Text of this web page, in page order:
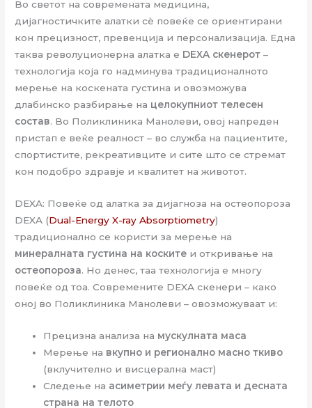
Во светот на современата медицина,
дијагностичките алатки сѐ повеќе се ориентирани
кон прецизност, превенција и персонализација. Една
таква револуционерна алатка е DEXA скенерот –
технологија која го надминува традиционалното
мерење на коскената густина и овозможува
длабинско разбирање на целокупниот телесен
состав. Во Поликлиника Манолеви, овој напреден
пристап е веќе реалност – во служба на пациентите,
спортистите, рекреативците и сите што се стремат
кон подобро здравје и квалитет на животот.
DEXA: Повеќе од алатка за дијагноза на остеопороза
DEXA (Dual-Energy X-ray Absorptiometry)
традиционално се користи за мерење на
минералната густина на коските и откривање на
остеопороза. Но денес, таа технологија е многу
повеќе од тоа. Современите DEXA скенери – како
оној во Поликлиника Манолеви – овозможуваат и:
Прецизна анализа на мускулната маса
Мерење на вкупно и регионално масно ткиво
(вклучително и висцерална маст)
Следење на асиметрии меѓу левата и десната
страна на телото